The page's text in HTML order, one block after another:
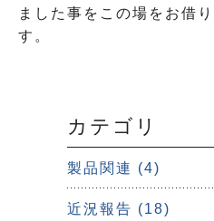
ました事をこの場をお借
す。
カテゴリ
製品関連 (4)
近況報告 (18)